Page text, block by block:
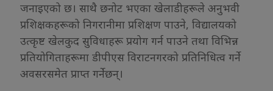
जनाइएको छ। साथै छनोट भएका खेलाडीहरूले अनुभवी
प्रशिक्षकहरूको निगरानीमा प्रशिक्षण पाउने, विद्यालयको
उत्कृष्ट खेलकुद सुविधाहरू प्रयोग गर्न पाउने तथा विभिन्न
प्रतियोगिताहरूमा डीपीएस विराटनगरको प्रतिनिधित्व गर्ने
अवसरसमेत प्राप्त गर्नेछन्।